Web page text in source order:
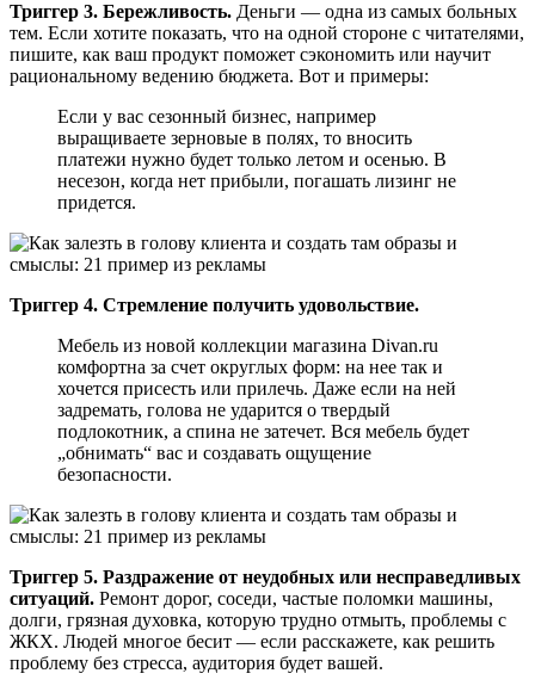
Триггер 3. Бережливость. Деньги — одна из самых больных
тем. Если хотите показать, что на одной стороне с читателями,
пишите, как ваш продукт поможет сэкономить или научит
рациональному ведению бюджета. Вот и примеры:
Если у вас сезонный бизнес, например
выращиваете зерновые в полях, то вносить
платежи нужно будет только летом и осенью. В
несезон, когда нет прибыли, погашать лизинг не
придется.
Триггер 4. Стремление получить удовольствие.
Мебель из новой коллекции магазина Divan.ru
комфортна за счет округлых форм: на нее так и
хочется присесть или прилечь. Даже если на ней
задремать, голова не ударится о твердый
подлокотник, а спина не затечет. Вся мебель будет
„обнимать“ вас и создавать ощущение
безопасности.
Триггер 5. Раздражение от неудобных или несправедливых
ситуаций. Ремонт дорог, соседи, частые поломки машины,
долги, грязная духовка, которую трудно отмыть, проблемы с
ЖКХ. Людей многое бесит — если расскажете, как решить
проблему без стресса, аудитория будет вашей.